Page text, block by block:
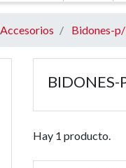
Accesorios Bidones-
BIDONES-
Hay 1 producto.